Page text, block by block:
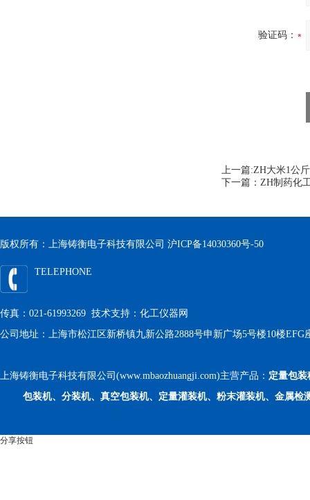
验证码：
上一篇:ZH大米1公
下一篇： ZH制药化
版权所有：上海铸衡电子科技有限公司 沪ICP备14030360号-50
TELEPHONE
传真：021-61993269 技术支持： 化工仪器网
公司地址：上海市松江区新桥镇九新公路2888号申新广场5号楼10楼EFG
上海铸衡电子科技有限公司(www.mbaozhuangji.com)主营产品： 定量包装
包装机、分装机、真空包装机、定量灌装机、粉末灌装机、金属检
分享按钮